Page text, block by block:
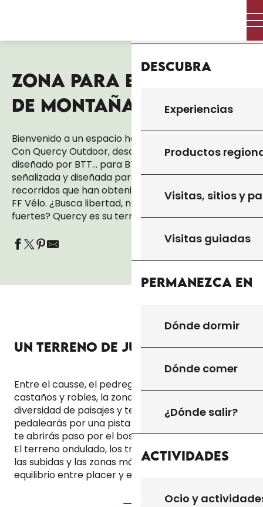
Descubra
Experiencias
Productos
Visitas, sitios y
Visitas guiadas
Permanezca en
Dónde dormir
Dónde comer
¿Dónde salir?
Actividades
Ocio y
ZONA PARA BICICLETAS
DE MONTAÑA
Bienvenido a un espacio hecho para la bicicleta.
Con Quercy Outdoor, descubra un espacio BTT
diseñado por BTT… para BTT. Aquí, cada ruta está
señalizada y diseñada para todos los niveles, en
recorridos que han obtenido la etiqueta Base VTT
FF Vélo. ¿Busca libertad, naturaleza o sensaciones
fuertes? Quercy es su terreno de aventuras.
VESTIBULUM TURPIS SEM ALIQUET
UN TERRENO DE JUEGO VARIADO
Entre el causse, el pedregal y los bosques de
castaños y robles, la zona ofrece una notable
diversidad de paisajes y terrenos. Un día
pedalearás por una pista ondulada y al siguiente
te abrirás paso por el bosque en un single técnico.
El terreno ondulado, los tramos con pendientes,
las subidas y las zonas más fluidas crean un
equilibrio entre placer y esfuerzo.